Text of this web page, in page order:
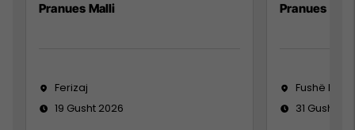
Pranues Malli
Ferizaj
19 Gusht 2026
Pranues
Fushë
31 Gusht